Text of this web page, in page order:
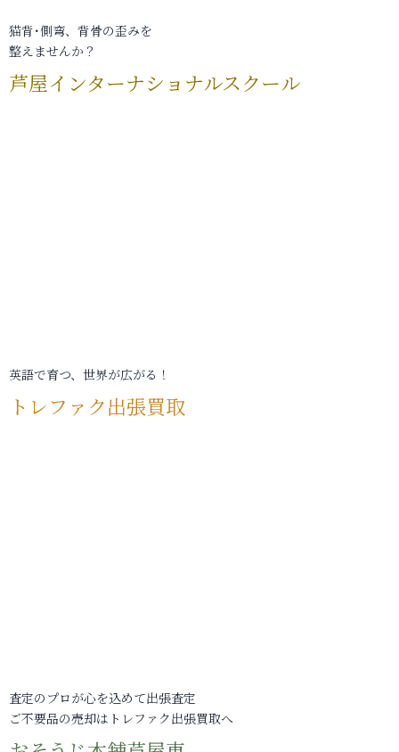
猫背･側弯、背骨の歪みを
整えませんか？
芦屋インターナショナルスクール
英語で育つ、世界が広がる！
トレファク出張買取
査定のプロが心を込めて出張査定
ご不要品の売却はトレファク出張買取へ